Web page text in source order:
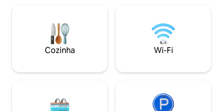
totalmente equipada 🪴 Terraço aberto
e área de estar Perfeita para casais ou
viajantes individuais que buscam
conforto, tranquilidade e uma viagem
rápida,
hóspedes.
Madeua Wan, a
Thong Sala e Hin
Cozinha Wi-Fi